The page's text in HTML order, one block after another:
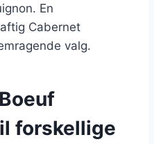
En
Cabernet
valg.
forskellige